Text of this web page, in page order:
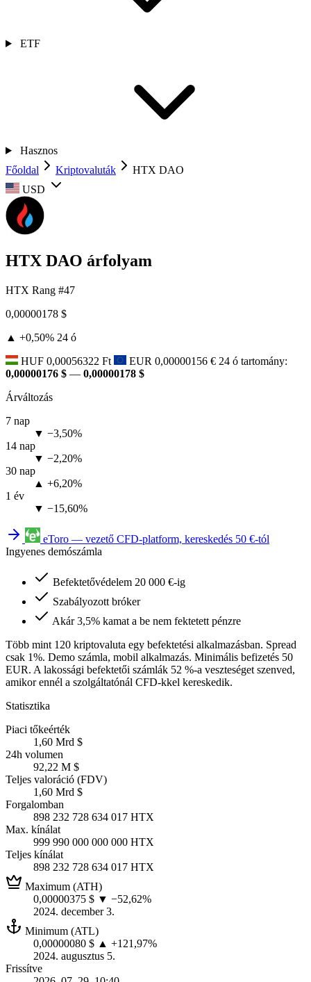
ETF
Hasznos
Főoldal
Kriptovaluták
HTX DAO
USD
HTX DAO árfolyam
HTX Rang #47
0,00000178 $
▲ +0,50% 24 ó
HUF 0,00056322 Ft EUR 0,00000156 € 24 ó tartomány:
0,00000176 $ — 0,00000178 $
Árváltozás
7 nap
▼ −3,50%
14 nap
▼ −2,20%
30 nap
▲ +6,20%
1 év
▼ −15,60%
eToro — vezető CFD-platform, kereskedés 50 €-tól
Ingyenes demószámla
Befektetővédelem 20 000 €-ig
Szabályozott bróker
Akár 3,5% kamat a be nem fektetett pénzre
Több mint 120 kriptovaluta egy befektetési alkalmazásban. Spread
csak 1%. Demo számla, mobil alkalmazás. Minimális befizetés 50
EUR. A lakossági befektetői számlák 52 %-a veszteséget szenved,
amikor ennél a szolgáltatónál CFD-kkel kereskedik.
Statisztika
Piaci tőkeérték
1,60 Mrd $
24h volumen
92,22 M $
Teljes valoráció (FDV)
1,60 Mrd $
Forgalomban
898 232 728 634 017 HTX
Max. kínálat
999 990 000 000 000 HTX
Teljes kínálat
898 232 728 634 017 HTX
Maximum (ATH)
0,00000375 $ ▼ −52,62%
2024. december 3.
Minimum (ATL)
0,00000080 $ ▲ +121,97%
2024. augusztus 5.
Frissítve